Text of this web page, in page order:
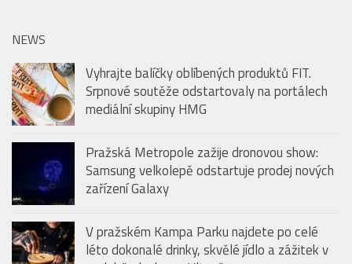
NEWS
Vyhrajte balíčky oblíbených produktů FIT.
Srpnové soutěže odstartovaly na portálech
mediální skupiny HMG
Pražská Metropole zažije dronovou show:
Samsung velkolepě odstartuje prodej nových
zařízení Galaxy
V pražském Kampa Parku najdete po celé
léto dokonalé drinky, skvělé jídlo a zážitek v